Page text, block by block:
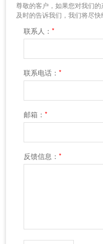
尊敬的客户，如果您对我们
及时的告诉我们，我们将尽快
联系人： *
联系电话： *
邮箱： *
反馈信息： *